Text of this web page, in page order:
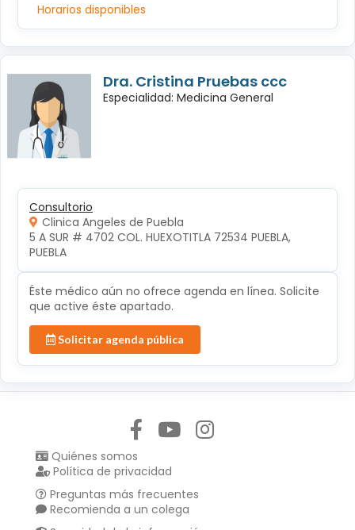
Horarios disponibles
Dra. Cristina Pruebas ccc
Especialidad: Medicina General
Consultorio
Clinica Angeles de Puebla
5 A SUR # 4702 COL. HUEXOTITLA 72534 PUEBLA,
PUEBLA
Éste médico aún no ofrece agenda en línea. Solicite
que active éste apartado.
Solicitar agenda pública
Quiénes somos
Política de privacidad
Preguntas más frecuentes
Recomienda a un colega